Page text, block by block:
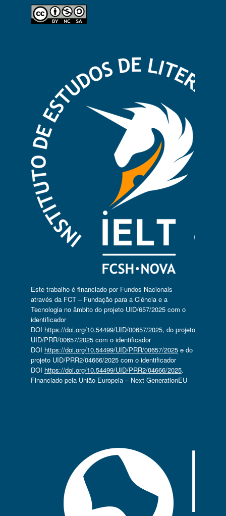
Este trabalho é financiado por Fundos Nacionais
através da FCT – Fundação para a Ciência e a
Tecnologia no âmbito do projeto UID/657/2025 com o
identificador
DOI https://doi.org/10.54499/UID/00657/2025, do projeto
UID/PRR/00657/2025 com o identificador
DOI https://doi.org/10.54499/UID/PRR/00657/2025e do
projeto UID/PRR2/04666/2025 com o identificador
DOI https://doi.org/10.54499/UID/PRR2/04666/2025.
Financiado pela União Europeia – Next GenerationEU